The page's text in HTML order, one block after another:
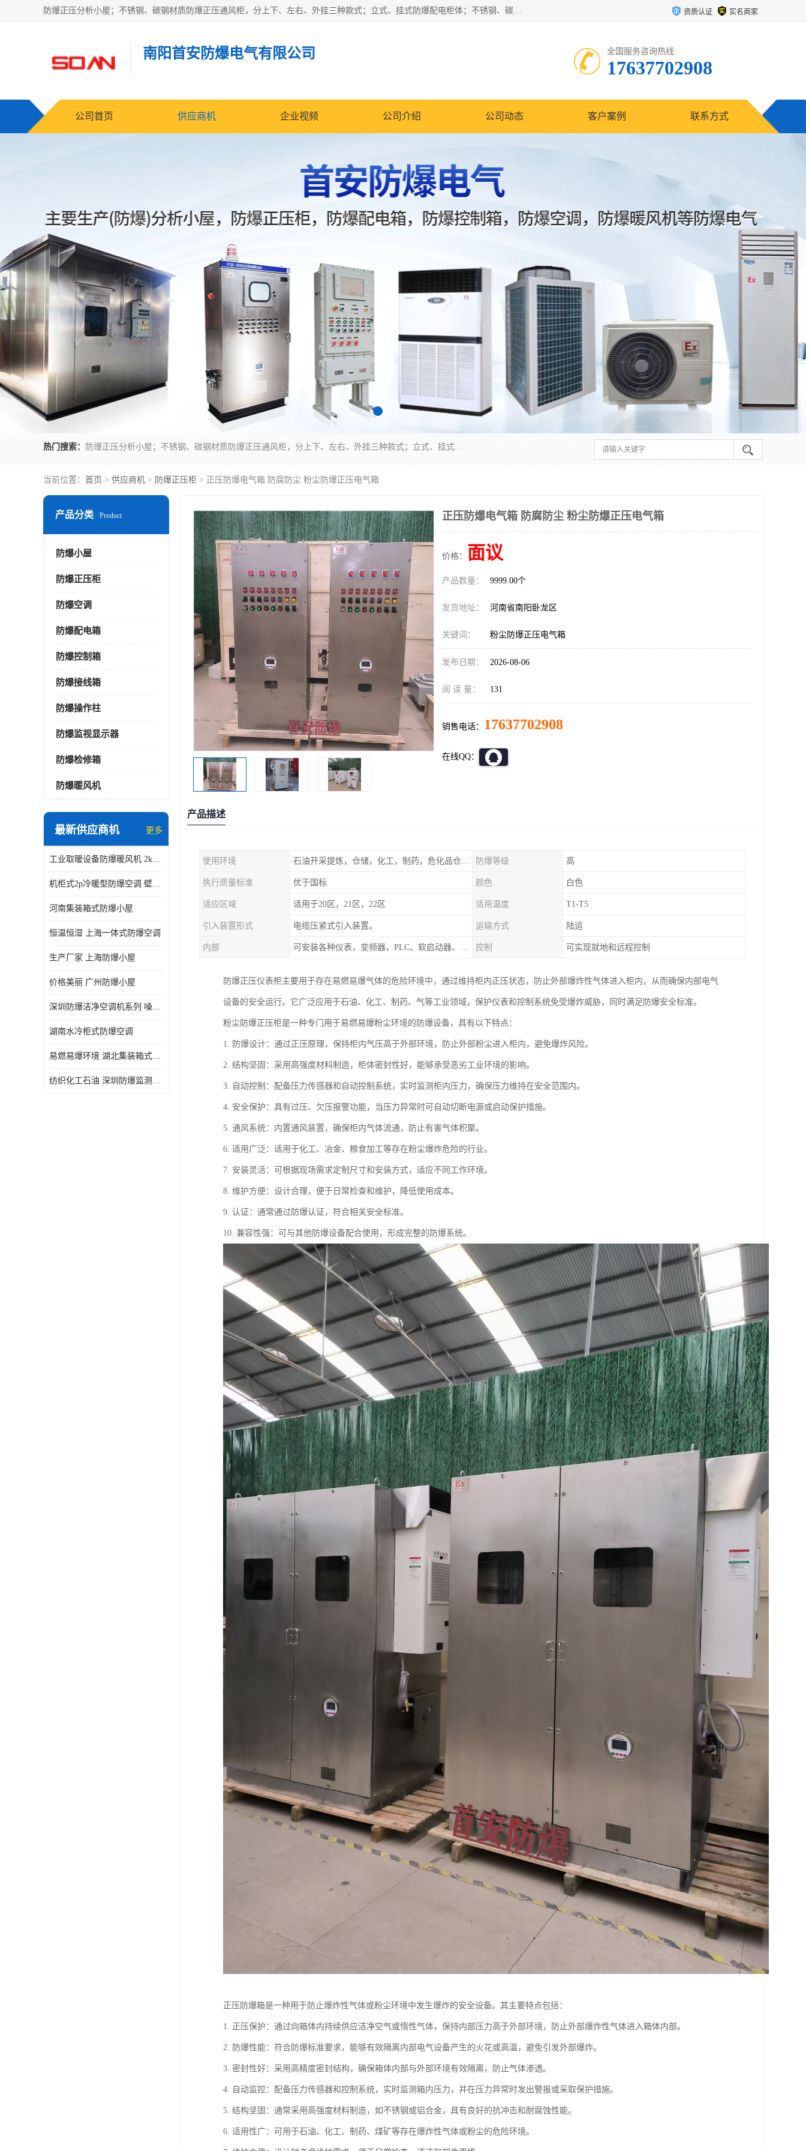
防爆正压分析小屋；不锈钢、碳钢材质防爆正压通风柜，分上下、左右、外挂三种款式；立式、挂式防爆配电柜体；不锈钢、碳钢防爆变频、磁力、星三角启动器；不锈钢、碳钢、铸铝防爆控制箱柜；可操作按键、多块式防爆仪表箱；多材质防爆接线箱；台式防爆电脑、防爆监视器。产品适配石油、化工、煤炭、电力、纺织、酿酒、航天、铁路、冶金、船舶、消防、市政等多行业工况使用。 资质认证 实名商家
南阳首安防爆电气有限公司 全国服务咨询热线:
17637702908
公司首页 供应商机 企业视频 公司介绍 公司动态 客户案例 联系方式
热门搜索： 防爆正压分析小屋；不锈钢、碳钢材质防爆正压通风柜，分上下、左右、外挂三种款式；立式、挂式防爆配电柜体；不锈钢、碳钢防爆变频、磁力、星三角启动器；不锈钢、碳钢、铸铝防爆控制箱柜；可操作按键、多块式防爆仪表箱；多材质防爆接线箱；台式防爆电脑、防爆监视器。产品适配石油、化工、煤炭、电力、纺织、酿酒、航天、铁路、冶金、船舶、消防、市政等多行业工况使用。
当前位置： 首页 > 供应商机 > 防爆正压柜 > 正压防爆电气箱 防腐防尘 粉尘防爆正压电气箱
产品分类 Product
防爆小屋
防爆正压柜
防爆空调
防爆配电箱
防爆控制箱
防爆接线箱
防爆操作柱
防爆监视显示器
防爆检修箱
防爆暖风机
最新供应商机 更多
工业取暖设备防爆暖风机 2kw-30kw 壁挂式、立式
机柜式2p冷暖型防爆空调 壁挂式防爆空调 定制厂家
河南集装箱式防爆小屋
恒温恒湿 上海一体式防爆空调
生产厂家 上海防爆小屋
价格美丽 广州防爆小屋
深圳防爆洁净空调机系列 噪音低
湖南水冷柜式防爆空调
易燃易爆环境 湖北集装箱式防爆小屋
纺织化工石油 深圳防爆监测小屋
正压防爆电气箱 防腐防尘 粉尘防爆正压电气箱
价格： 面议
产品数量： 9999.00个
发货地址： 河南省南阳卧龙区
关键词： 粉尘防爆正压电气箱
发布日期： 2026-08-06
阅 读 量： 131
销售电话： 17637702908
在线QQ：
产品描述
使用环境 石油开采提炼，仓储，化工，制药，危化品仓库工业设施等含有易燃易爆气体的环境 防爆等级 高
执行质量标准 优于国标 颜色 白色
适应区域 适用于20区，21区，22区 适用温度 T1-T5
引入装置形式 电缆压紧式引入装置。 运输方式 陆运
内部 可安装各种仪表，变频器，PLC、软启动器、触摸屏、计算机控制系统 控制 可实现就地和远程控制
防爆正压仪表柜主要用于存在易燃易爆气体的危险环境中，通过维持柜内正压状态，防止外部爆炸性气体进入柜内，从而确保内部电气
设备的安全运行。它广泛应用于石油、化工、制药、气等工业领域，保护仪表和控制系统免受爆炸威胁，同时满足防爆安全标准。
粉尘防爆正压柜是一种专门用于易燃易爆粉尘环境的防爆设备，具有以下特点：
1. 防爆设计：通过正压原理，保持柜内气压高于外部环境，防止外部粉尘进入柜内，避免爆炸风险。
2. 结构坚固：采用高强度材料制造，柜体密封性好，能够承受恶劣工业环境的影响。
3. 自动控制：配备压力传感器和自动控制系统，实时监测柜内压力，确保压力维持在安全范围内。
4. 安全保护：具有过压、欠压报警功能，当压力异常时可自动切断电源或启动保护措施。
5. 通风系统：内置通风装置，确保柜内气体流通，防止有害气体积聚。
6. 适用广泛：适用于化工、冶金、粮食加工等存在粉尘爆炸危险的行业。
7. 安装灵活：可根据现场需求定制尺寸和安装方式，适应不同工作环境。
8. 维护方便：设计合理，便于日常检查和维护，降低使用成本。
9. 认证：通常通过防爆认证，符合相关安全标准。
10. 兼容性强：可与其他防爆设备配合使用，形成完整的防爆系统。
正压防爆箱是一种用于防止爆炸性气体或粉尘环境中发生爆炸的安全设备。其主要特点包括：
1. 正压保护：通过向箱体内持续供应洁净空气或惰性气体，保持内部压力高于外部环境，防止外部爆炸性气体进入箱体内部。
2. 防爆性能：符合防爆标准要求，能够有效隔离内部电气设备产生的火花或高温，避免引发外部爆炸。
3. 密封性好：采用高精度密封结构，确保箱体内部与外部环境有效隔离，防止气体渗透。
4. 自动监控：配备压力传感器和控制系统，实时监测箱内压力，并在压力异常时发出警报或采取保护措施。
5. 结构坚固：通常采用高强度材料制造，如不锈钢或铝合金，具有良好的抗冲击和耐腐蚀性能。
6. 适用性广：可用于石油、化工、制药、煤矿等存在爆炸性气体或粉尘的危险环境。